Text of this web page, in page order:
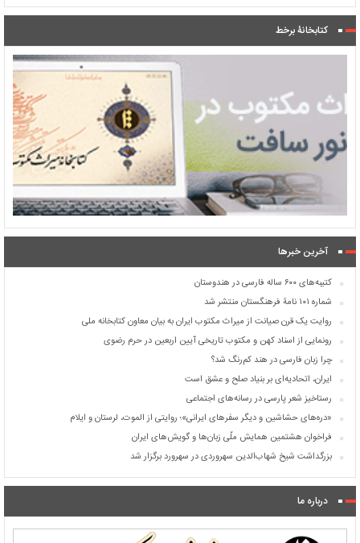
کتابخانۀ برخط
آخرین خبرها
کتیبه‌های ۶۰۰ ساله فارسی در هندوستان
شماره ۱۰۱ نامۀ فرهنگستان منتشر شد
روایت یک قرن صیانت از میراث مکتوب ایران به بیان معاون کتابخانه ملی
رونمایی از اسناد کهن و مکتوب تاریخی آیین اربعین در حرم رضوی
چرا زبان فارسی در هند کم‌رنگ شد؟
ایران، اتحادیه‌ای بر بنیاد صلح و عشق است
رستاخیز شعر پارسی در رسانه‌های اجتماعی
«دره‌های حشاشین و دیگر سفرهای ایرانی»؛ روایتی از الموت، لرستان و ایلام
فراخوان هشتمین همایش ملّی زبان‌ها و گویش‌های ایران
بزرگداشت شیخ شهاب‌الدین سهروردی در سهرورد برگزار شد
درباره ما